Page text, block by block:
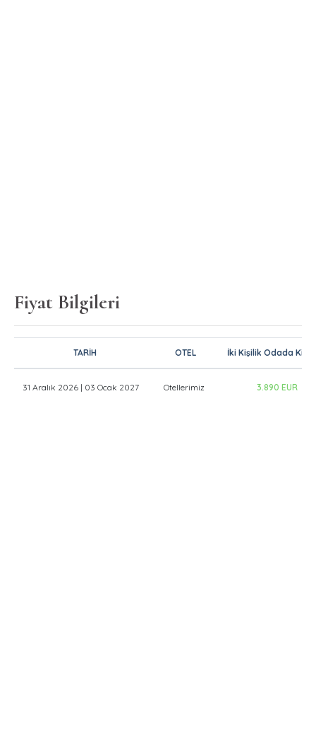
Fiyat Bilgileri
TARİH OTEL İki Kişilik Odada
31 Aralık 2026 | 03 Ocak 2027 Otellerimiz 3.890 EUR